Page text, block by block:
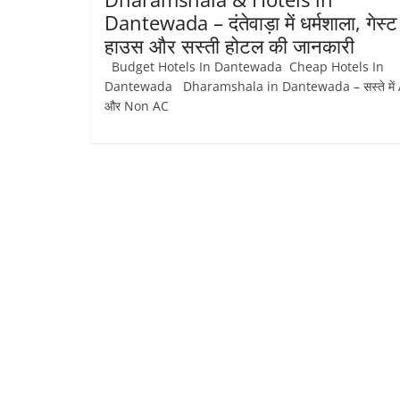
Dantewada – दंतेवाड़ा में धर्मशाला, गेस्ट
हाउस और सस्ती होटल की जानकारी
Budget Hotels In Dantewada Cheap Hotels In
Dantewada Dharamshala in Dantewada – सस्ते में
और Non AC